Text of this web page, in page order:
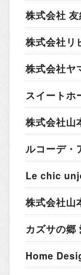
株式会社
株式会社リ
株式会社
スイート
株式会社
ルコーデ
Le chic
株式会社
カズサの
Home